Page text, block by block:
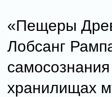
«Пещеры
Лобсанг
хранилищах